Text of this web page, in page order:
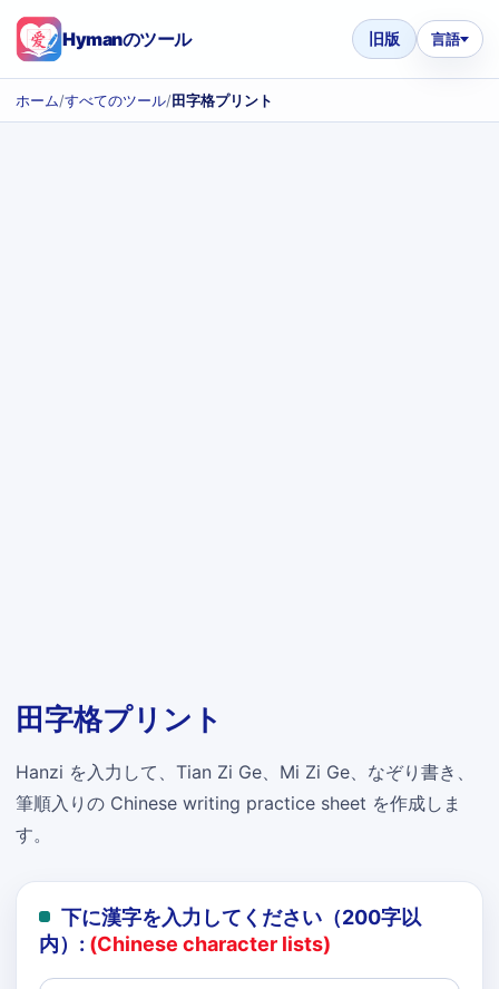
Hymanのツール 旧版 言語
ホーム/すべてのツール/田字格プリント
田字格プリント
Hanzi を入力して、Tian Zi Ge、Mi Zi Ge、なぞり書き、
筆順入りの Chinese writing practice sheet を作成しま
す。
下に漢字を入力してください（200字以
内）: (Chinese character lists)